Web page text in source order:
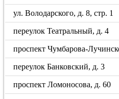
ул. Володарского, д. 8, стр. 1
переулок Театральный, д. 4
проспект Чумбарова-
переулок Банковский, д. 3
проспект Ломоносова, д. 60